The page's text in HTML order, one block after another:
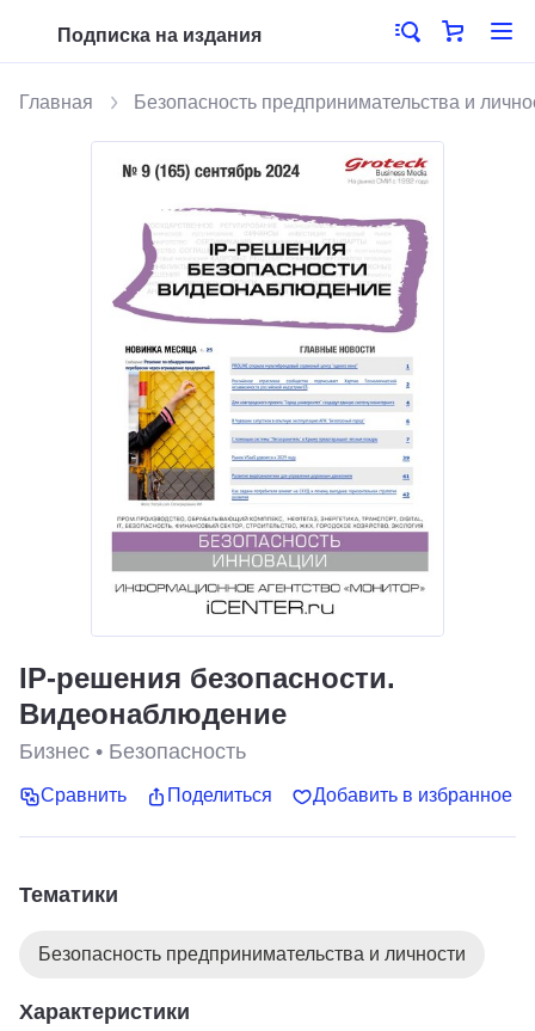
Подписка на издания
Главная Безопасность предпринимательства и
IP-решения безопасности.
Видеонаблюдение
Бизнес • Безопасность
Сравнить Поделиться Добавить в избранное
Тематики
Безопасность предпринимательства и личности
Характеристики